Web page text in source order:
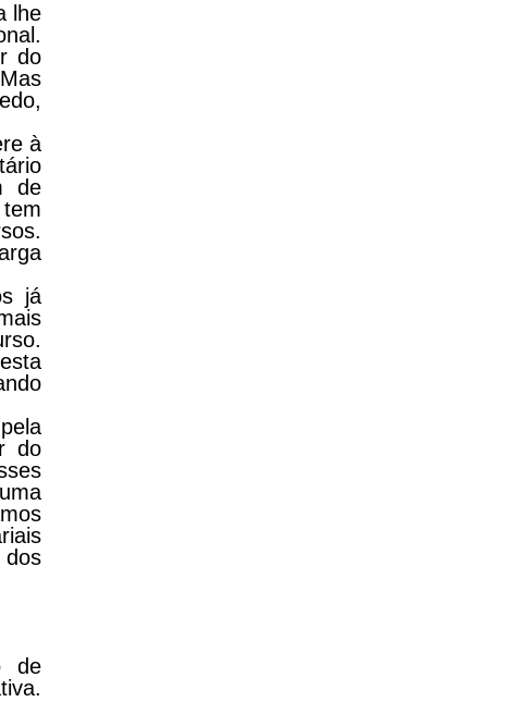
lhe
do
à
de
já
do
dos
de